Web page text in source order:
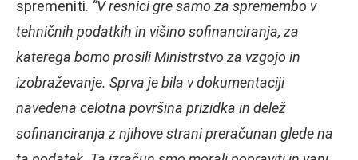
spremeniti. “V resnici gre samo za spremembo v
tehničnih podatkih in višino sofinanciranja, za
katerega bomo prosili Ministrstvo za vzgojo in
izobraževanje. Sprva je bila v dokumentaciji
navedena celotna površina prizidka in delež
sofinanciranja z njihove strani preračunan glede na